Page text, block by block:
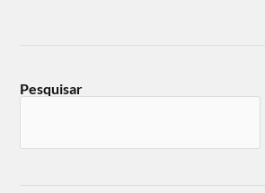
Pesquisar